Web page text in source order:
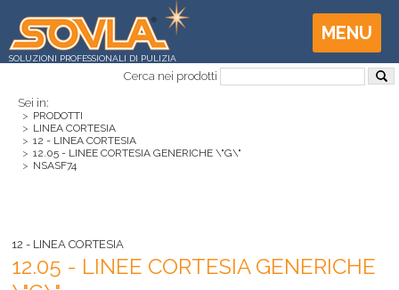
SOLUZIONI PROFESSIONALI DI PULIZIA
MENU
Cerca nei prodotti
Sei in:
> PRODOTTI
> LINEA CORTESIA
> 12 - LINEA CORTESIA
> 12.05 - LINEE CORTESIA GENERICHE \"G\"
> NSASF74
12 - LINEA CORTESIA
12.05 - LINEE CORTESIA GENERICHE